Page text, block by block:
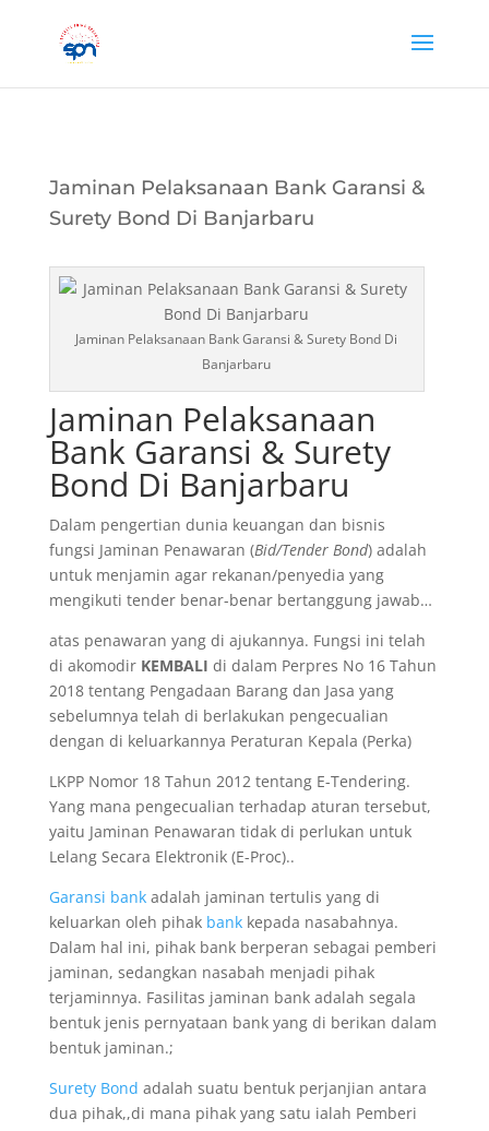
Jaminan Pelaksanaan Bank Garansi &
Surety Bond Di Banjarbaru
Jaminan Pelaksanaan Bank Garansi & Surety Bond Di
Banjarbaru
Jaminan Pelaksanaan
Bank Garansi & Surety
Bond Di Banjarbaru
Dalam pengertian dunia keuangan dan bisnis
fungsi Jaminan Penawaran (Bid/Tender Bond) adalah
untuk menjamin agar rekanan/penyedia yang
mengikuti tender benar-benar bertanggung jawab…
atas penawaran yang di ajukannya. Fungsi ini telah
di akomodir KEMBALI di dalam Perpres No 16 Tahun
2018 tentang Pengadaan Barang dan Jasa yang
sebelumnya telah di berlakukan pengecualian
dengan di keluarkannya Peraturan Kepala (Perka)
LKPP Nomor 18 Tahun 2012 tentang E-Tendering.
Yang mana pengecualian terhadap aturan tersebut,
yaitu Jaminan Penawaran tidak di perlukan untuk
Lelang Secara Elektronik (E-Proc)..
Garansi bankadalah jaminan tertulis yang di
keluarkan oleh pihak bankkepada nasabahnya.
Dalam hal ini, pihak bank berperan sebagai pemberi
jaminan, sedangkan nasabah menjadi pihak
terjaminnya. Fasilitas jaminan bank adalah segala
bentuk jenis pernyataan bank yang di berikan dalam
bentuk jaminan.;
Surety Bond adalah suatu bentuk perjanjian antara
dua pihak,,di mana pihak yang satu ialah Pemberi